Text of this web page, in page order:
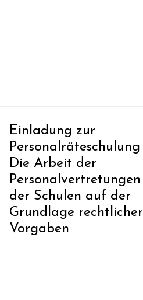
Einladung zur
Personalräteschulung
Die Arbeit der
Personalvertretungen
der Schulen auf der
Grundlage rechtlicher
Vorgaben